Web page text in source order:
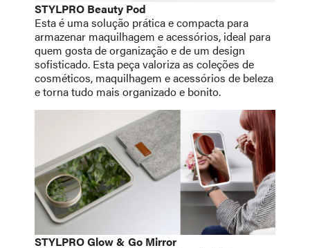
STYLPRO Beauty Pod
Esta é uma solução prática e compacta para
armazenar maquilhagem e acessórios, ideal para
quem gosta de organização e de um design
sofisticado. Esta peça valoriza as coleções de
cosméticos, maquilhagem e acessórios de beleza
e torna tudo mais organizado e bonito.
STYLPRO Glow & Go Mirror